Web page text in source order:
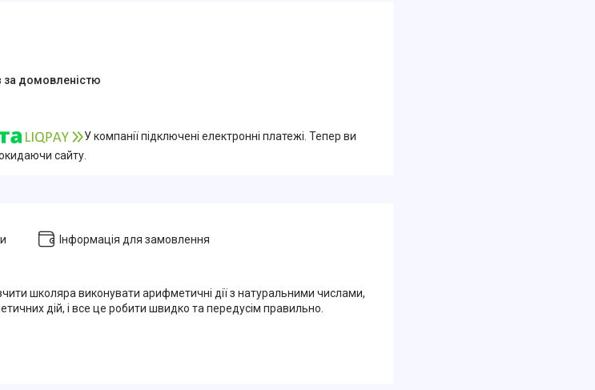
за домовленістю
У компанії підключені електронні платежі. Тепер ви
сайту.
Інформація для замовлення
школяра виконувати арифметичні дії з натуральними числами,
дій, і все це робити швидко та передусім правильно.